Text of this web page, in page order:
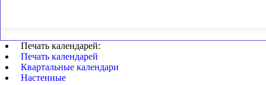
Печать календарей:
Печать календарей
Квартальные календари
Настенные